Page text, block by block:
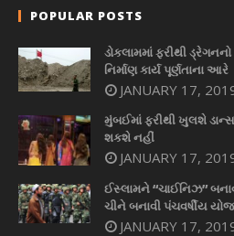
POPULAR POSTS
ડોકલામમાં ફરીથી
નિર્માણ કાર્ય પૂર્ણતાના આરે
JANUARY 17,
મુંબઈમાં ફરીથી ખુલશે
શકશે નહીં
JANUARY 17,
ઈસ્લામને “ચાઈનિઝ”
ચીને બનાવી પંચવર્ષીય
JANUARY 17,